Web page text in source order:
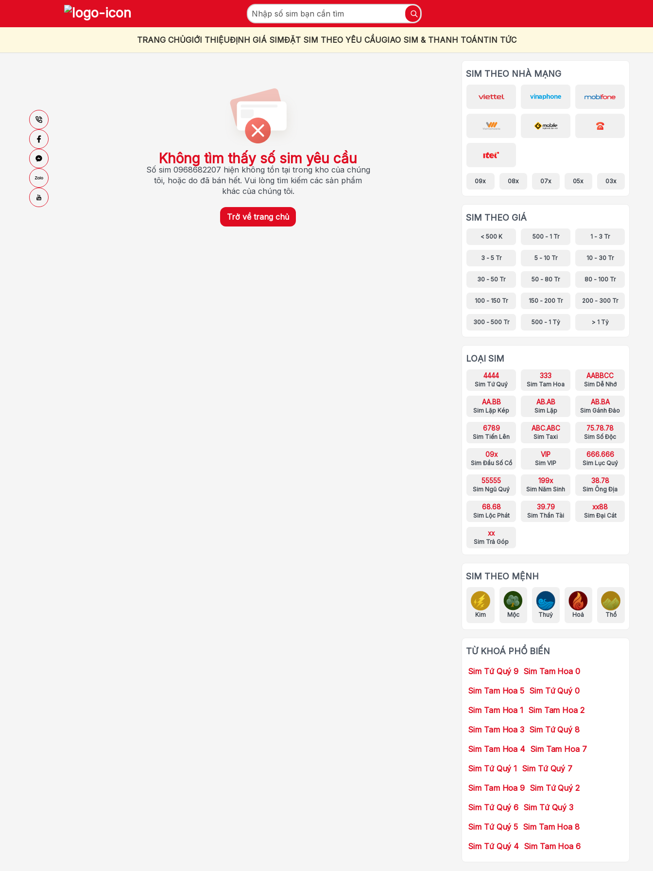
TRANG CHỦGIỚI THIỆUĐỊNH GIÁ SIMĐẶT SIM THEO YÊU CẦUGIAO SIM & THANH TOÁNTIN TỨC
Không tìm thấy số sim yêu cầu
Số sim 0968682207 hiện không tồn tại trong kho của chúng
tôi, hoặc do đã bán hết. Vui lòng tìm kiếm các sản phẩm
khác của chúng tôi.
Trở về trang chủ
SIM THEO NHÀ MẠNG
09x 08x 07x 05x 03x
SIM THEO GIÁ
< 500 K 500 - 1 Tr 1 - 3 Tr
3 - 5 Tr 5 - 10 Tr 10 - 30 Tr
30 - 50 Tr 50 - 80 Tr 80 - 100 Tr
100 - 150 Tr 150 - 200 Tr 200 - 300 Tr
300 - 500 Tr 500 - 1 Tỷ > 1 Tỷ
LOẠI SIM
4444
Sim Tứ Quý
333
Sim Tam Hoa
AABBCC
Sim Dễ Nhớ
AA.BB
Sim Lặp Kép
AB.AB
Sim Lặp
AB.BA
Sim Gánh Đảo
6789
Sim Tiến Lên
ABC.ABC
Sim Taxi
75.78.78
Sim Số Độc
09x
Sim Đầu Số Cổ
VIP
Sim VIP
666.666
Sim Lục Quý
55555
Sim Ngũ Quý
199x
Sim Năm Sinh
38.78
Sim Ông Địa
68.68
Sim Lộc Phát
39.79
Sim Thần Tài
xx88
Sim Đại Cát
xx
Sim Trả Góp
SIM THEO MỆNH
Kim Mộc Thuỷ Hoả Thổ
TỪ KHOÁ PHỔ BIẾN
Sim Tứ Quý 9 Sim Tam Hoa 0
Sim Tam Hoa 5 Sim Tứ Quý 0
Sim Tam Hoa 1 Sim Tam Hoa 2
Sim Tam Hoa 3 Sim Tứ Quý 8
Sim Tam Hoa 4 Sim Tam Hoa 7
Sim Tứ Quý 1 Sim Tứ Quý 7
Sim Tam Hoa 9 Sim Tứ Quý 2
Sim Tứ Quý 6 Sim Tứ Quý 3
Sim Tứ Quý 5 Sim Tam Hoa 8
Sim Tứ Quý 4 Sim Tam Hoa 6